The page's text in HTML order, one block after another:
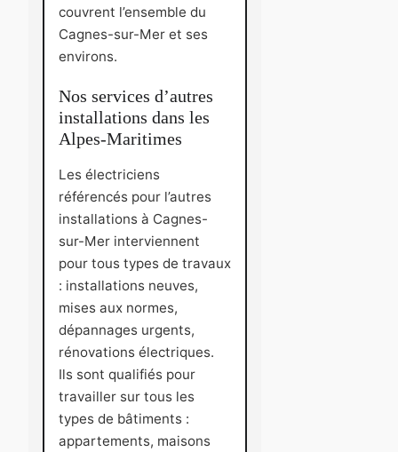
couvrent l’ensemble du
Cagnes-sur-Mer et ses
environs.
Nos services d’autres
installations dans les
Alpes-Maritimes
Les électriciens
référencés pour l’autres
installations à Cagnes-
sur-Mer interviennent
pour tous types de travaux
: installations neuves,
mises aux normes,
dépannages urgents,
rénovations électriques.
Ils sont qualifiés pour
travailler sur tous les
types de bâtiments :
appartements, maisons